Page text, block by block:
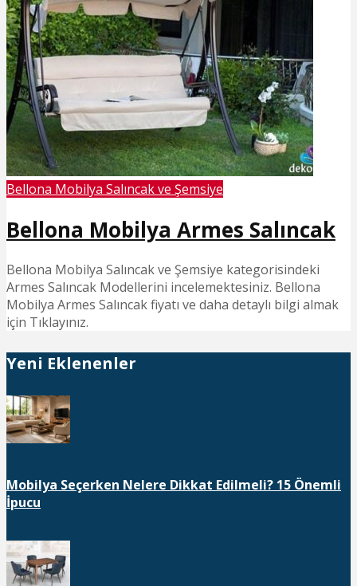
Bellona Mobilya Salıncak ve Şemsiye
Bellona Mobilya Armes Salıncak
Bellona Mobilya Salıncak ve Şemsiye kategorisindeki
Armes Salıncak Modellerini incelemektesiniz. Bellona
Mobilya Armes Salıncak fiyatı ve daha detaylı bilgi almak
için Tıklayınız.
Yeni Eklenenler
Mobilya Seçerken Nelere Dikkat Edilmeli? 15 Önemli
İpucu